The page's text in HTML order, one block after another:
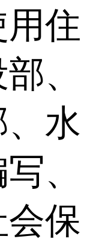
住
、
水
、
会保